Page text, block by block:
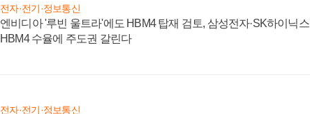
전자·전기·정보통신
엔비디아 '루빈 울트라'에도 HBM4 탑재 검토, 삼성전자·SK하이닉스
HBM4 수율에 주도권 갈린다
전자·전기·정보통신